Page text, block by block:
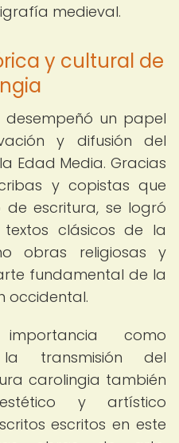
medieval.
y cultural de
un papel
y difusión del
Edad Media. Gracias
y copistas que
escritura, se logró
textos clásicos de la
obras religiosas y
fundamental de la
occidental.
como
transmisión del
carolingia también
y artístico
escritos en este